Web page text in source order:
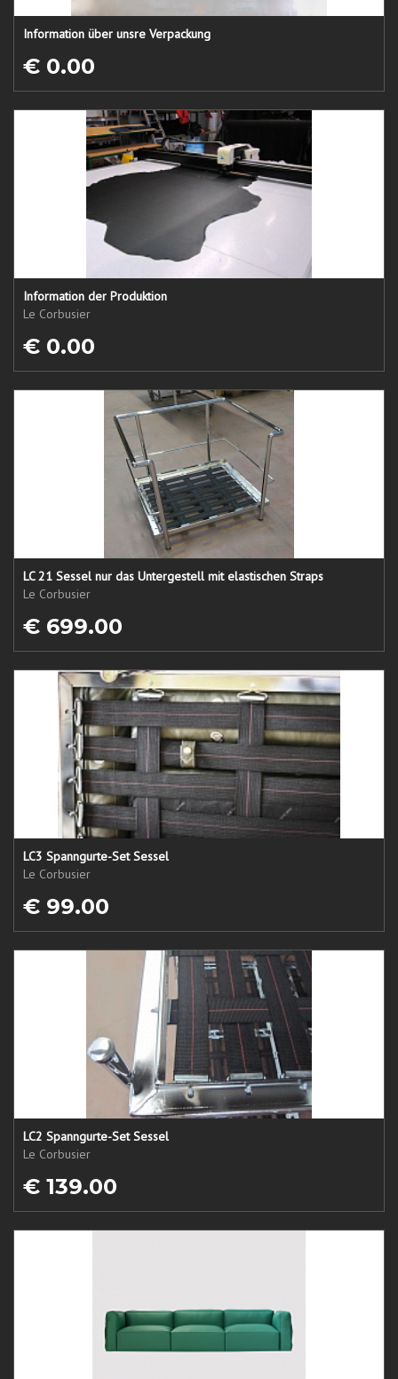
Information über unsre Verpackung
€ 0.00
Information der Produktion
Le Corbusier
€ 0.00
LC 21 Sessel nur das Untergestell mit elastischen Straps
Le Corbusier
€ 699.00
LC3 Spanngurte-Set Sessel
Le Corbusier
€ 99.00
LC2 Spanngurte-Set Sessel
Le Corbusier
€ 139.00